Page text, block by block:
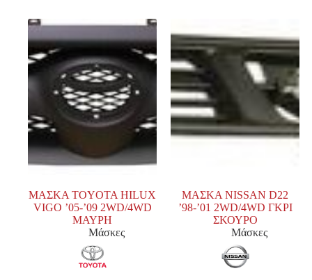
ΜΑΣΚΑ TOYOTA HILUX
VIGO ’05-’09 2WD/4WD
ΜΑΥΡΗ
Μάσκες
ΜΑΣΚΑ NISSAN D22
’98-’01 2WD/4WD ΓΚΡΙ
ΣΚΟΥΡΟ
Μάσκες